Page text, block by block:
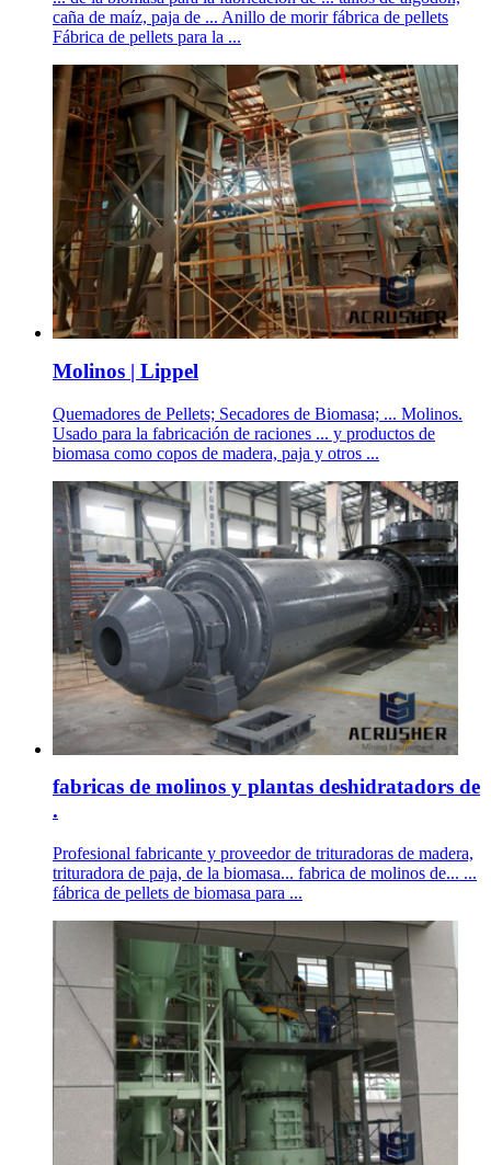
caña de maíz, paja de ... Anillo de morir fábrica de pellets
Fábrica de pellets para la ...
Molinos | Lippel
Quemadores de Pellets; Secadores de Biomasa; ... Molinos.
Usado para la fabricación de raciones ... y productos de
biomasa como copos de madera, paja y otros ...
fabricas de molinos y plantas deshidratadors de
.
Profesional fabricante y proveedor de trituradoras de madera,
trituradora de paja, de la biomasa... fabrica de molinos de... ...
fábrica de pellets de biomasa para ...